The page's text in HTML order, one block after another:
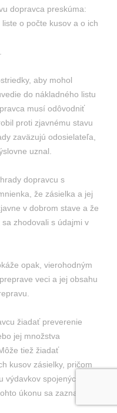
dopravca preskúma:
o počte kusov a o ich
aby mohol
do nákladného listu
musí odôvodniť
proti zjavnému stavu
zaväzujú odosielateľa,
uznal.
dopravcu s
že zásielka a jej
v dobrom stave a že
zhodovali s údajmi v
opak, vierohodným
veci a jej obsahu
žiadať preverenie
jej množstva
tiež žiadať
kusov zásielky, pričom
spojených s
úkonu sa zaznačí do